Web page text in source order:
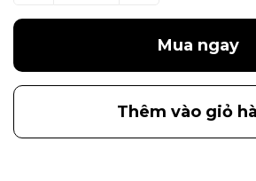
Mua ngay
Thêm vào giỏ